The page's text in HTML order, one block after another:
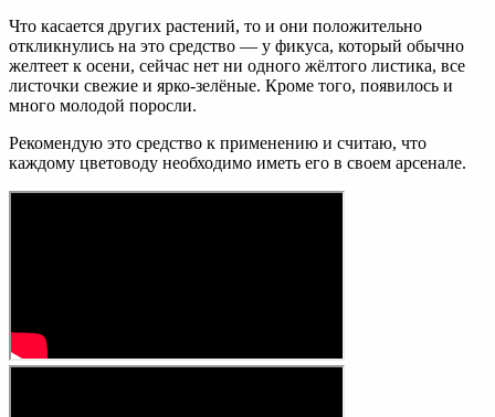
Что касается других растений, то и они положительно
откликнулись на это средство — у фикуса, который обычно
желтеет к осени, сейчас нет ни одного жёлтого листика, все
листочки свежие и ярко-зелёные. Кроме того, появилось и
много молодой поросли.
Рекомендую это средство к применению и считаю, что
каждому цветоводу необходимо иметь его в своем арсенале.